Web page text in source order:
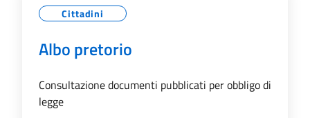
Cittadini
Albo pretorio
Consultazione documenti pubblicati per obbligo di
legge